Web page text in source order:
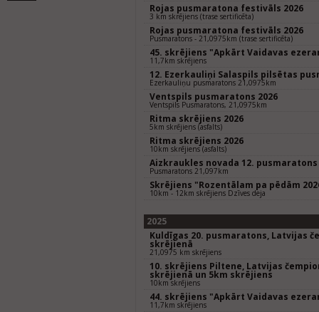
Rojas pusmaratona festivāls 2026
3 km skrējiens (trase sertificēta)
Rojas pusmaratona festivāls 2026
Pusmaratons - 21,0975km (trase sertificēta)
45. skrējiens "Apkārt Vaidavas
11,7km skrējiens
12. Ezerkauliņi Salaspils pilsētas
Ezerkauliņu pusmaratons 21,0975km
Ventspils pusmaratons 2026
Ventspils Pusmaratons, 21,0975km
Ritma skrējiens 2026
5km skrējiens (asfalts)
Ritma skrējiens 2026
10km skrējiens (asfalts)
Aizkraukles novada 12. pusmaratons
Pusmaratons 21,097km
Skrējiens "Rozentālam pa pēdām
10km - 12km skrējiens Dzīves deja
2025
Kuldīgas 20. pusmaratons, Latvijas
skrējienā
21,0975 km skrējiens
10. skrējiens Piltene, Latvijas
skrējienā un 5km skrējiens
10km skrējiens
44. skrējiens "Apkārt Vaidavas
11,7km skrējiens